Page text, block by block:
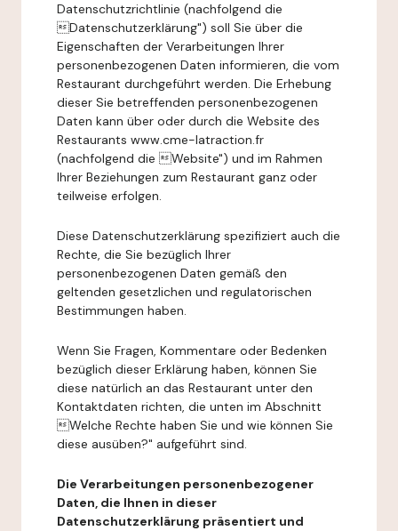
Datenschutzrichtlinie (nachfolgend die
Datenschutzerklärung") soll Sie über die
Eigenschaften der Verarbeitungen Ihrer
personenbezogenen Daten informieren, die vom
Restaurant durchgeführt werden. Die Erhebung
dieser Sie betreffenden personenbezogenen
Daten kann über oder durch die Website des
Restaurants www.cme-latraction.fr
(nachfolgend die Website") und im Rahmen
Ihrer Beziehungen zum Restaurant ganz oder
teilweise erfolgen.
Diese Datenschutzerklärung spezifiziert auch die
Rechte, die Sie bezüglich Ihrer
personenbezogenen Daten gemäß den
geltenden gesetzlichen und regulatorischen
Bestimmungen haben.
Wenn Sie Fragen, Kommentare oder Bedenken
bezüglich dieser Erklärung haben, können Sie
diese natürlich an das Restaurant unter den
Kontaktdaten richten, die unten im Abschnitt
Welche Rechte haben Sie und wie können Sie
diese ausüben?" aufgeführt sind.
Die Verarbeitungen personenbezogener
Daten, die Ihnen in dieser
Datenschutzerklärung präsentiert und